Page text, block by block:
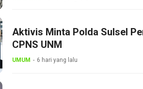
Aktivis Minta Polda Sulsel
CPNS UNM
UMUM 6 hari yang lalu